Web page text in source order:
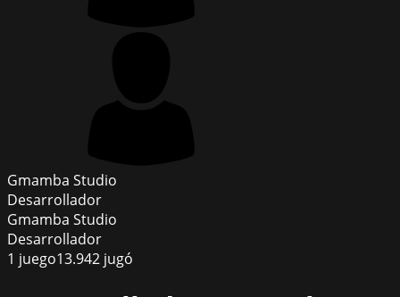
Gmamba Studio
Desarrollador
Gmamba Studio
Desarrollador
1 juego13.942 jugó